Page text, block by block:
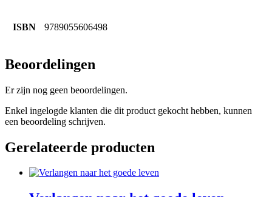
ISBN 9789055606498
Beoordelingen
Er zijn nog geen beoordelingen.
Enkel ingelogde klanten die dit product gekocht hebben, kunnen
een beoordeling schrijven.
Gerelateerde producten